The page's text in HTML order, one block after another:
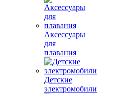
Аксессуары
для
плавания
Детские
электромобили